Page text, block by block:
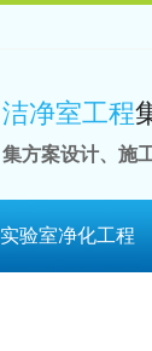
洁净室工程
集方案设计、施
实验室净化工程